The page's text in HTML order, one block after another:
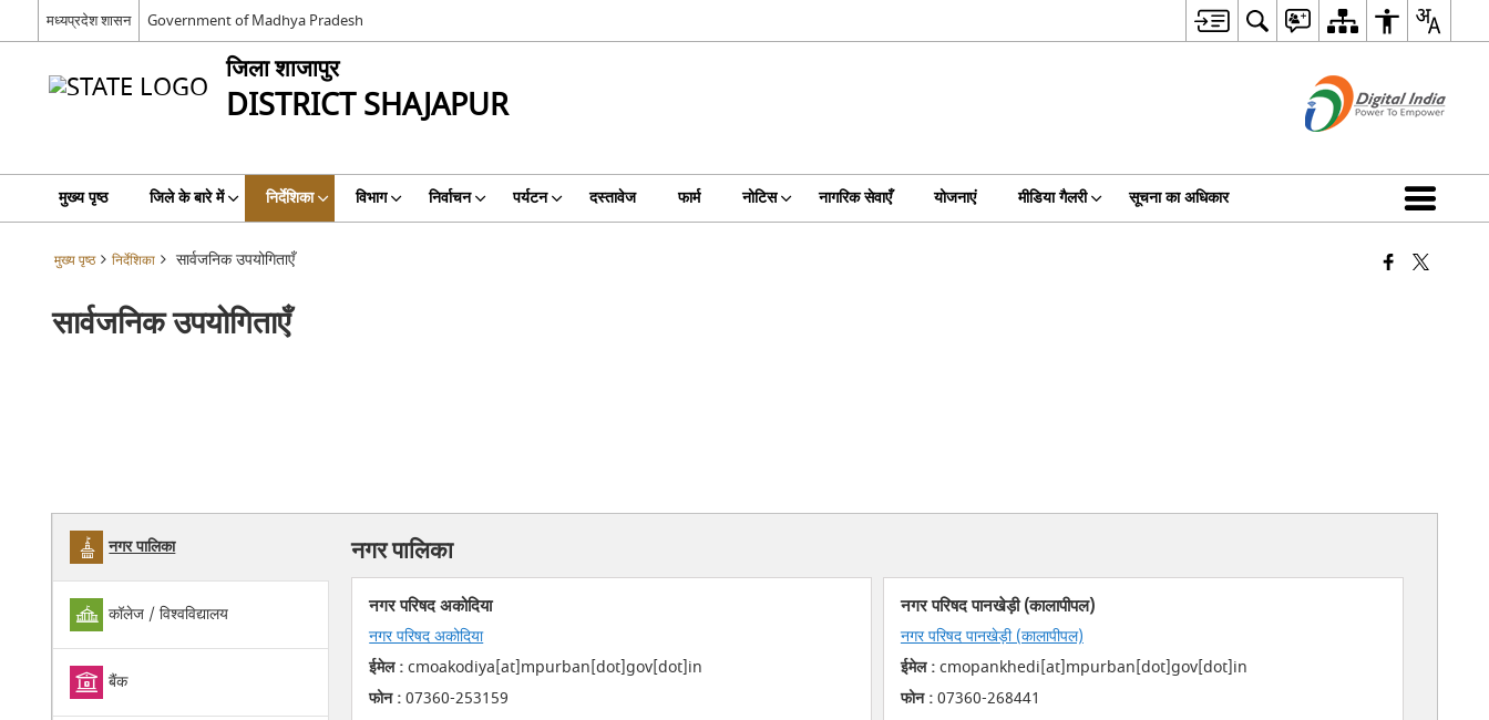
मध्यप्रदेश शासन Government of Madhya Pradesh
जिला शाजापुर
DISTRICT SHAJAPUR
मुख्य पृष्ठ जिले के बारे में निर्देशिका विभाग निर्वाचन पर्यटन दस्तावेज फार्म नोटिस नागरिक सेवाएँ योजनाएं मीडिया गैलरी सूचना का अधिकार
मुख्य पृष्ठ निर्देशिका सार्वजनिक उपयोगिताएँ
सार्वजनिक उपयोगिताएँ
नगर पालिका
कॉलेज / विश्वविद्यालय
बैंक
नगर पालिका
नगर परिषद अकोदिया
नगर परिषद अकोदिया
ईमेल :cmoakodiya[at]mpurban[dot]gov[dot]in
फोन :07360-253159
नगर परिषद पानखेड़ी (कालापीपल)
नगर परिषद पानखेड़ी (कालापीपल)
ईमेल :cmopankhedi[at]mpurban[dot]gov[dot]in
फोन :07360-268441